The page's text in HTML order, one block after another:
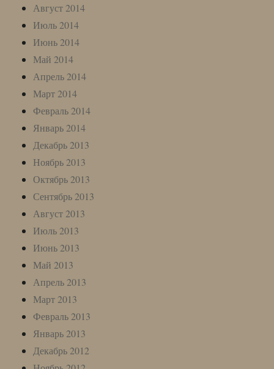
Август 2014
Июль 2014
Июнь 2014
Май 2014
Апрель 2014
Март 2014
Февраль 2014
Январь 2014
Декабрь 2013
Ноябрь 2013
Октябрь 2013
Сентябрь 2013
Август 2013
Июль 2013
Июнь 2013
Май 2013
Апрель 2013
Март 2013
Февраль 2013
Январь 2013
Декабрь 2012